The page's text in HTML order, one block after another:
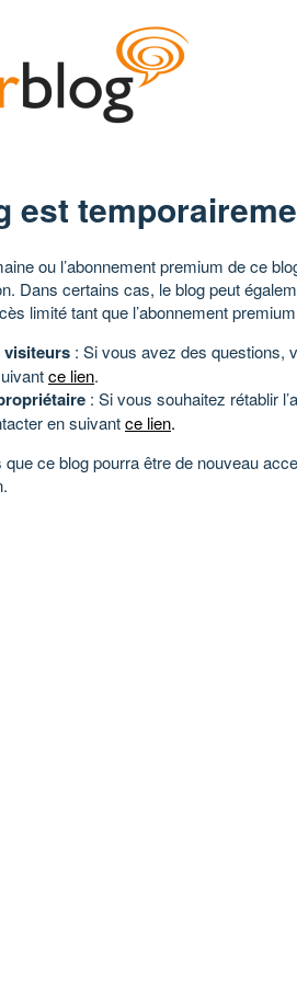
est
ou l’abonnement premium de ce
Dans certains cas, le blog peut
limité tant que l’abonnement
visiteurs : Si vous avez des questions,
ce lien.
: Si vous souhaitez rétablir
en suivantce lien.
ce blog pourra être de nouveau